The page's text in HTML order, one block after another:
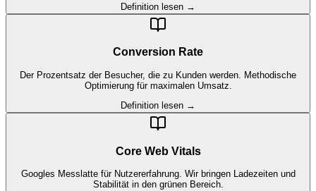
Definition lesen →
Conversion Rate
Der Prozentsatz der Besucher, die zu Kunden werden. Methodische
Optimierung für maximalen Umsatz.
Definition lesen →
Core Web Vitals
Googles Messlatte für Nutzererfahrung. Wir bringen Ladezeiten und
Stabilität in den grünen Bereich.